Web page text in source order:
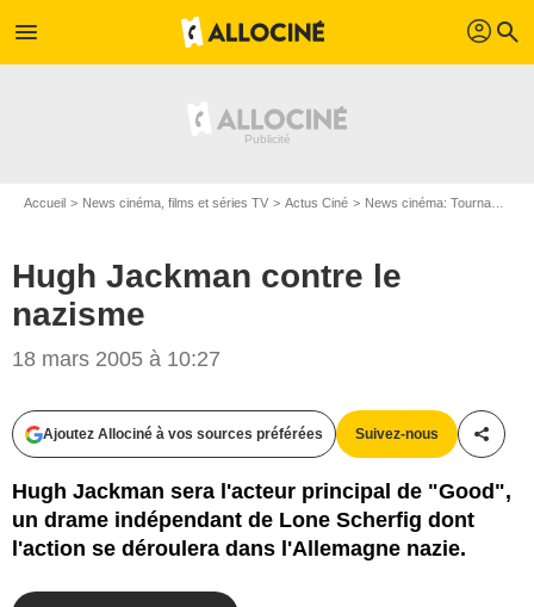
menu profil search
Accueil News cinéma, films et séries TV Actus Ciné News cinéma: Tournages
Hugh Jackman contre le
nazisme
18 mars 2005 à 10:27
Ajoutez Allociné à vos sources préférées Suivez-nous
Hugh Jackman sera l'acteur principal de "Good",
un drame indépendant de Lone Scherfig dont
l'action se déroulera dans l'Allemagne nazie.